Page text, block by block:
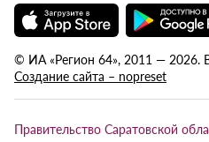
© ИА «Регион 64», 2011 — 2026.
Создание сайта – nopreset
Правительство Саратовской